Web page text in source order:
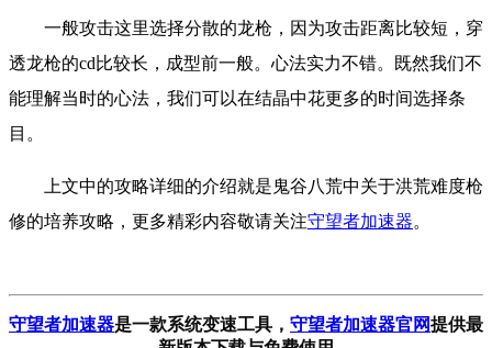
一般攻击这里选择分散的龙枪，因为攻击距离比较短，穿
透龙枪的cd比较长，成型前一般。心法实力不错。既然我们不
能理解当时的心法，我们可以在结晶中花更多的时间选择条
目。
上文中的攻略详细的介绍就是鬼谷八荒中关于洪荒难度枪
修的培养攻略，更多精彩内容敬请关注守望者加速器。
守望者加速器是一款系统变速工具 ， 守望者加速器官网提供最